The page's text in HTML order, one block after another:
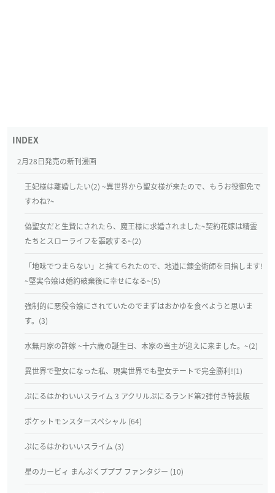
2月28日発売の新刊漫画
王妃様は離婚したい(2) ~異世界から聖女様が来たので、もうお役御免で
すわね?~
偽聖女だと生贄にされたら、魔王様に求婚されました~契約花嫁は精霊
たちとスローライフを謳歌する~(2)
「地味でつまらない」と捨てられたので、地道に錬金術師を目指します!
~堅実令嬢は婚約破棄後に幸せになる~(5)
強制的に悪役令嬢にされていたのでまずはおかゆを食べようと思いま
す。(3)
水無月家の許嫁 ~十六歳の誕生日、本家の当主が迎えに来ました。~(2)
異世界で聖女になった私、現実世界でも聖女チートで完全勝利!(1)
ぷにるはかわいいスライム 3 アクリルぷにるランド第2弾付き特装版
ポケットモンスタースペシャル (64)
ぷにるはかわいいスライム (3)
星のカービィ まんぷくプププ ファンタジー (10)